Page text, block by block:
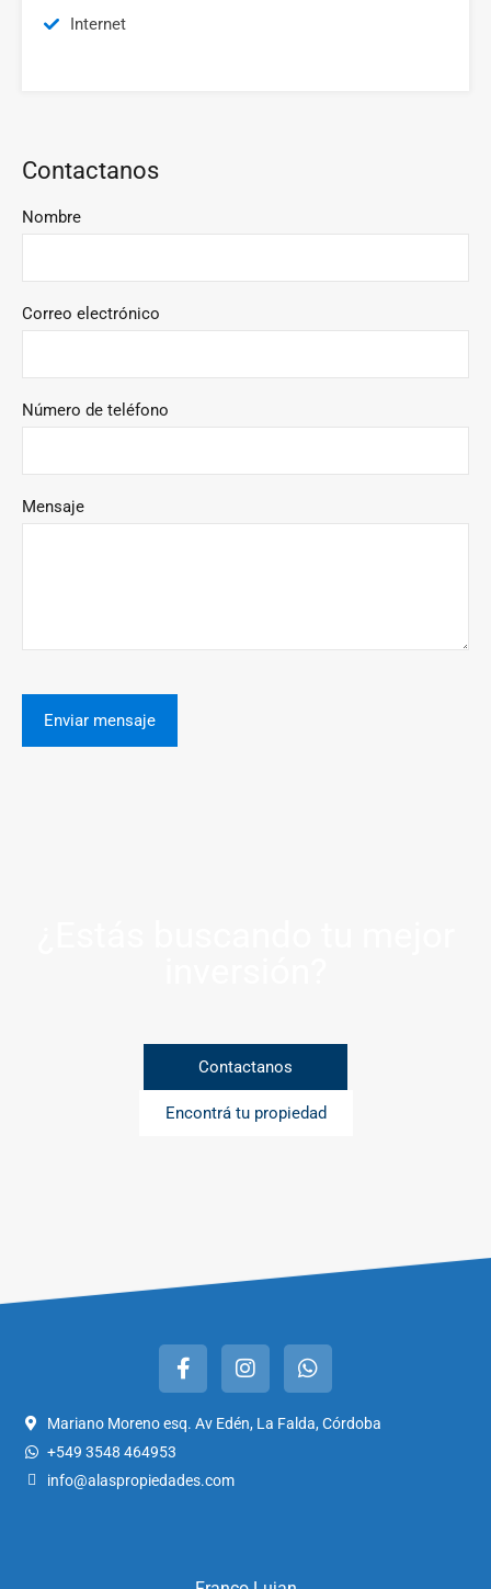
Internet
Contactanos
Nombre
Correo electrónico
Número de teléfono
Mensaje
Contactanos
Encontrá tu propiedad
Mariano Moreno esq. Av Edén, La Falda, Córdoba
+549 3548 464953
info@alaspropiedades.com